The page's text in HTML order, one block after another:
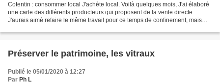
Cotentin : consommer local J'achète local. Voilà quelques mois, J'ai élaboré
une carte des différents producteurs qui proposent de la vente directe.
J'aurais aimé refaire le même travail pour ce temps de confinement, mais
Préserver le patrimoine, les vitraux
Publié le 05/01/2020 à 12:27
Par Ph L